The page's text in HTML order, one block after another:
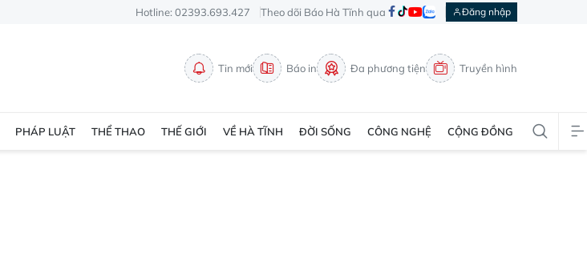
Hotline: 02393.693.427 Theo dõi Báo Hà Tĩnh qua Đăng nhập
Tin mới Báo in Đa phương tiện Truyền hình
PHÁP LUẬT THỂ THAO THẾ GIỚI VỀ HÀ TĨNH ĐỜI SỐNG CÔNG NGHỆ CỘNG ĐỒNG